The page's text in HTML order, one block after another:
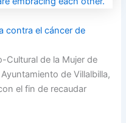
contra el cáncer de
Cultural de la Mujer de
de Villalbilla,
el fin de recaudar